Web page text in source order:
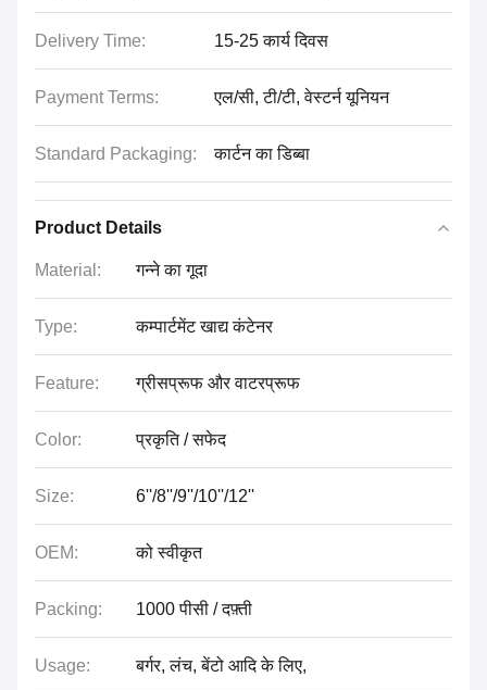
Delivery Time: 15-25 कार्य दिवस
Payment Terms: एल/सी, टी/टी, वेस्टर्न यूनियन
Standard Packaging: कार्टन का डिब्बा
Product Details
Material: गन्ने का गूदा
Type: कम्पार्टमेंट खाद्य कंटेनर
Feature: ग्रीसप्रूफ और वाटरप्रूफ
Color: प्रकृति / सफेद
Size: 6''/8''/9''/10''/12''
OEM: को स्वीकृत
Packing: 1000 पीसी / दफ़्ती
Usage: बर्गर, लंच, बेंटो आदि के लिए,